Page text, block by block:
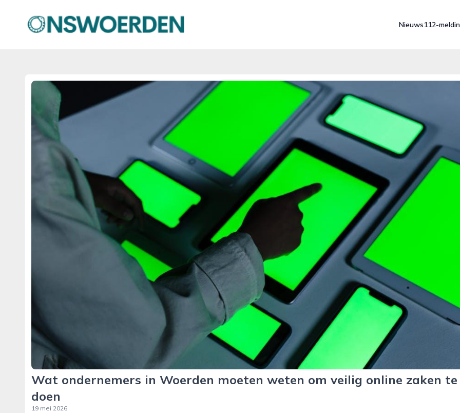
onswoerden.nl
Nieuws112-
Wat ondernemers in Woerden moeten weten om veilig online zaken te
doen
19 mei 2026